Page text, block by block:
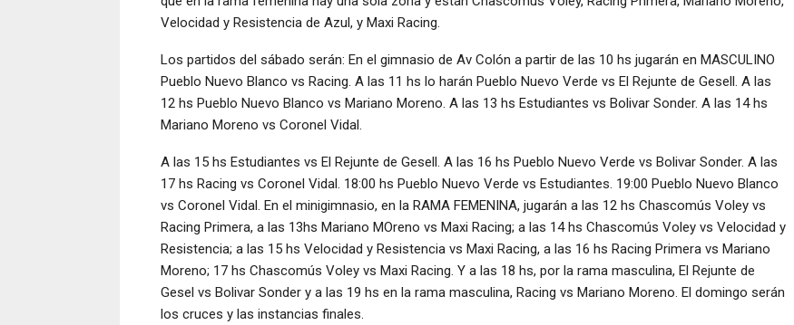
Velocidad y Resistencia de Azul, y Maxi Racing.
Los partidos del sábado serán: En el gimnasio de Av Colón a partir de las 10 hs jugarán en MASCULINO
Pueblo Nuevo Blanco vs Racing. A las 11 hs lo harán Pueblo Nuevo Verde vs El Rejunte de Gesell. A las
12 hs Pueblo Nuevo Blanco vs Mariano Moreno. A las 13 hs Estudiantes vs Bolivar Sonder. A las 14 hs
Mariano Moreno vs Coronel Vidal.
A las 15 hs Estudiantes vs El Rejunte de Gesell. A las 16 hs Pueblo Nuevo Verde vs Bolivar Sonder. A las
17 hs Racing vs Coronel Vidal. 18:00 hs Pueblo Nuevo Verde vs Estudiantes. 19:00 Pueblo Nuevo Blanco
vs Coronel Vidal. En el minigimnasio, en la RAMA FEMENINA, jugarán a las 12 hs Chascomús Voley vs
Racing Primera, a las 13hs Mariano MOreno vs Maxi Racing; a las 14 hs Chascomús Voley vs Velocidad y
Resistencia; a las 15 hs Velocidad y Resistencia vs Maxi Racing, a las 16 hs Racing Primera vs Mariano
Moreno; 17 hs Chascomús Voley vs Maxi Racing. Y a las 18 hs, por la rama masculina, El Rejunte de
Gesel vs Bolivar Sonder y a las 19 hs en la rama masculina, Racing vs Mariano Moreno. El domingo serán
los cruces y las instancias finales.